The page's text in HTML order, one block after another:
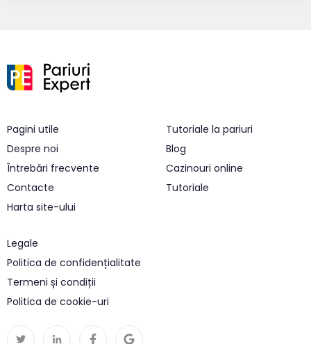
Pagini utile
Despre noi
Întrebări frecvente
Contacte
Harta site-ului
Tutoriale la pariuri
Blog
Cazinouri online
Tutoriale
Legale
Politica de confidențialitate
Termeni și condiții
Politica de cookie-uri